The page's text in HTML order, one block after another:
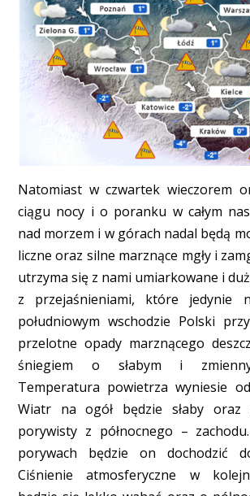
Natomiast w czwartek wieczorem
ciągu nocy i o poranku w całym
nad morzem i w górach nadal będą
liczne oraz silne marznące mgły i
utrzyma się z nami umiarkowane i
z przejaśnieniami, które jedynie
południowym wschodzie Polski
przelotne opady marznącego
śniegiem o słabym i
Temperatura powietrza wyniesie
Wiatr na ogół będzie słaby oraz
porywisty z północnego –
porywach będzie on dochodzić
Ciśnienie atmosferyczne w